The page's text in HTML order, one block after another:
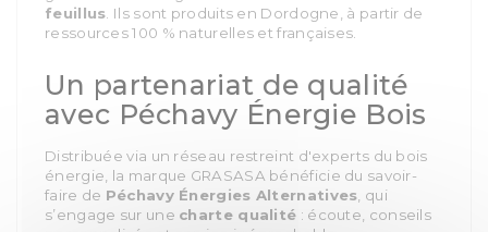
feuillus. Ils sont produits en Dordogne, à partir de
ressources 100 % naturelles et françaises.
Un partenariat de qualité
avec Péchavy Énergie Bois
Distribuée via un réseau restreint d'experts du bois
énergie, la marque GRASASA bénéficie du savoir-
faire de Péchavy Énergies Alternatives , qui
s’engage sur une charte qualité : écoute, conseils